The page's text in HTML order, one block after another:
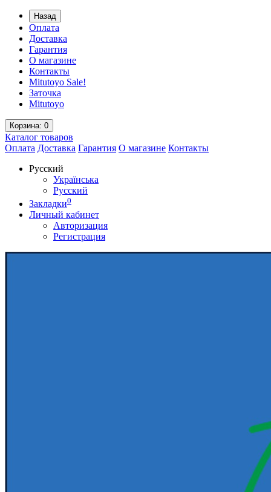
Назад
Оплата
Доставка
Гарантия
О магазине
Контакты
Mitutoyo Sale!
Заточка
Mitutoyo
Корзина: 0
Каталог товаров
Оплата Доставка Гарантия О магазине Контакты
Русский
Українська
Русский
Закладки0
Личный кабинет
Авторизация
Регистрация